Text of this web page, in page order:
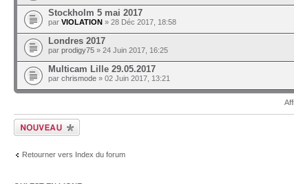
Stockholm 5 mai 2017
par VIOLATION » 28 Déc 2017, 18:58
Londres 2017
par prodigy75 » 24 Juin 2017, 16:25
Multicam Lille 29.05.2017
par chrismode » 02 Juin 2017, 13:21
Ecrire un nouveau
sujet
Retourner vers Index du forum